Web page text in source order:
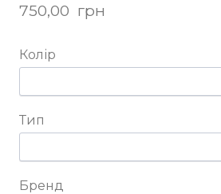
750,00  грн
Колір
Тип
Бренд